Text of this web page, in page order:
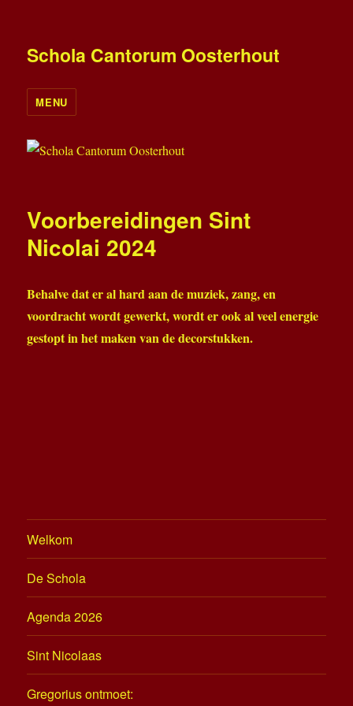
Schola Cantorum Oosterhout
MENU
Voorbereidingen Sint
Nicolai 2024
Behalve dat er al hard aan de muziek, zang, en
voordracht wordt gewerkt, wordt er ook al veel energie
gestopt in het maken van de decorstukken.
Welkom
De Schola
Agenda 2026
Sint Nicolaas
Gregorius ontmoet: